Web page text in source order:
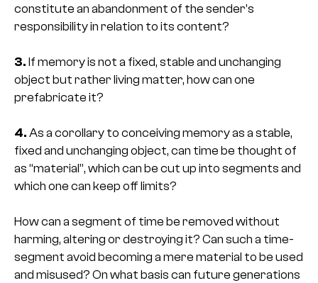
constitute an abandonment of the sender’s
responsibility in relation to its content?
3. If memory is not a fixed, stable and unchanging
object but rather living matter, how can one
prefabricate it?
4. As a corollary to conceiving memory as a stable,
fixed and unchanging object, can time be thought of
as “material”, which can be cut up into segments and
which one can keep off limits?
How can a segment of time be removed without
harming, altering or destroying it? Can such a time-
segment avoid becoming a mere material to be used
and misused? On what basis can future generations